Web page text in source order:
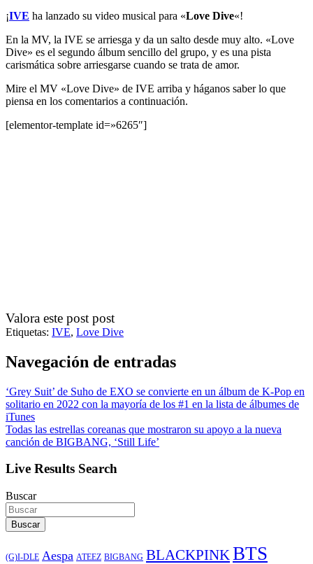
¡IVE ha lanzado su video musical para «Love Dive«!
En la MV, la IVE se arriesga y da un salto desde muy alto. «Love
Dive» es el segundo álbum sencillo del grupo, y es una pista
carismática sobre arriesgarse cuando se trata de amor.
Mire el MV «Love Dive» de IVE arriba y háganos saber lo que
piensa en los comentarios a continuación.
[elementor-template id=»6265″]
Valora este post post
Etiquetas: IVE, Love Dive
Navegación de entradas
‘Grey Suit’ de Suho de EXO se convierte en un álbum de K-Pop en
solitario en 2022 con la mayoría de los #1 en la lista de álbumes de
iTunes
Todas las estrellas coreanas que mostraron su apoyo a la nueva
canción de BIGBANG, ‘Still Life’
Live Results Search
Buscar
Buscar
(G)I-DLE Aespa ATEEZ BIGBANG BLACKPINKBTS